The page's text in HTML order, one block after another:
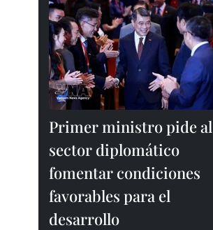
Primer ministro pide al
sector diplomático
fomentar condiciones
favorables para el
desarrollo